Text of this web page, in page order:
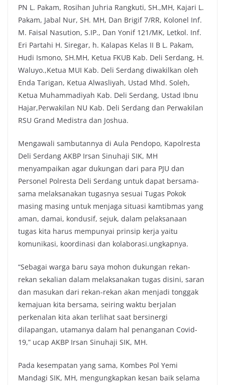
PN L. Pakam, Rosihan Juhria Rangkuti, SH.,MH, Kajari L.
Pakam, Jabal Nur, SH. MH, Dan Brigif 7/RR, Kolonel Inf.
M. Faisal Nasution, S.IP., Dan Yonif 121/MK, Letkol. Inf.
Eri Partahi H. Siregar, h. Kalapas Kelas II B L. Pakam,
Hudi Ismono, SH.MH, Ketua FKUB Kab. Deli Serdang, H.
Waluyo.,Ketua MUI Kab. Deli Serdang diwakilkan oleh
Enda Tarigan, Ketua Alwasliyah, Ustad Mhd. Soleh,
Ketua Muhammadiyah Kab. Deli Serdang, Ustad Ibnu
Hajar,Perwakilan NU Kab. Deli Serdang dan Perwakilan
RSU Grand Medistra dan Joshua.
Mengawali sambutannya di Aula Pendopo, Kapolresta
Deli Serdang AKBP Irsan Sinuhaji SIK, MH
menyampaikan agar dukungan dari para PJU dan
Personel Polresta Deli Serdang untuk dapat bersama-
sama melaksanakan tugasnya sesuai Tugas Pokok
masing masing untuk menjaga situasi kamtibmas yang
aman, damai, kondusif, sejuk, dalam pelaksanaan
tugas kita harus mempunyai prinsip kerja yaitu
komunikasi, koordinasi dan kolaborasi.ungkapnya.
“Sebagai warga baru saya mohon dukungan rekan-
rekan sekalian dalam melaksanakan tugas disini, saran
dan masukan dari rekan-rekan akan menjadi tonggak
kemajuan kita bersama, seiring waktu berjalan
perkenalan kita akan terlihat saat bersinergi
dilapangan, utamanya dalam hal penanganan Covid-
19,” ucap AKBP Irsan Sinuhaji SIK, MH.
Pada kesempatan yang sama, Kombes Pol Yemi
Mandagi SIK, MH, mengungkapkan kesan baik selama